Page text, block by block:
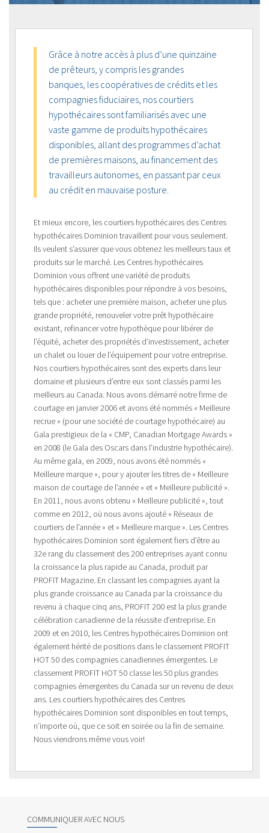
Grâce à notre accès à plus d’une quinzaine
de prêteurs, y compris les grandes
banques, les coopératives de crédits et les
compagnies fiduciaires, nos courtiers
hypothécaires sont familiarisés avec une
vaste gamme de produits hypothécaires
disponibles, allant des programmes d’achat
de premières maisons, au financement des
travailleurs autonomes, en passant par ceux
au crédit en mauvaise posture.
Et mieux encore, les courtiers hypothécaires des Centres
hypothécaires Dominion travaillent pour vous seulement.
Ils veulent s’assurer que vous obtenez les meilleurs taux et
produits sur le marché. Les Centres hypothécaires
Dominion vous offrent une variété de produits
hypothécaires disponibles pour répondre à vos besoins,
tels que : acheter une première maison, acheter une plus
grande propriété, renouveler votre prêt hypothécaire
existant, refinancer votre hypothèque pour libérer de
l’équité, acheter des propriétés d’investissement, acheter
un chalet ou louer de l’équipement pour votre entreprise.
Nos courtiers hypothécaires sont des experts dans leur
domaine et plusieurs d’entre eux sont classés parmi les
meilleurs au Canada. Nous avons démarré notre firme de
courtage en janvier 2006 et avons été nommés « Meilleure
recrue » (pour une société de courtage hypothécaire) au
Gala prestigieux de la « CMP, Canadian Mortgage Awards »
en 2008 (le Gala des Oscars dans l’industrie hypothécaire).
Au même gala, en 2009, nous avons été nommés «
Meilleure marque », pour y ajouter les titres de « Meilleure
maison de courtage de l’année » et « Meilleure publicité ».
En 2011, nous avons obtenu « Meilleure publicité », tout
comme en 2012, où nous avons ajouté « Réseaux de
courtiers de l’année » et « Meilleure marque ». Les Centres
hypothécaires Dominion sont également fiers d’être au
32e rang du classement des 200 entreprises ayant connu
la croissance la plus rapide au Canada, produit par
PROFIT Magazine. En classant les compagnies ayant la
plus grande croissance au Canada par la croissance du
revenu à chaque cinq ans, PROFIT 200 est la plus grande
célébration canadienne de la réussite d’entreprise. En
2009 et en 2010, les Centres hypothécaires Dominion ont
également hérité de positions dans le classement PROFIT
HOT 50 des compagnies canadiennes émergentes. Le
classement PROFIT HOT 50 classe les 50 plus grandes
compagnies émergentes du Canada sur un revenu de deux
ans. Les courtiers hypothécaires des Centres
hypothécaires Dominion sont disponibles en tout temps,
n’importe où, que ce soit en soirée ou la fin de semaine.
Nous viendrons même vous voir!
COMMUNIQUER AVEC NOUS